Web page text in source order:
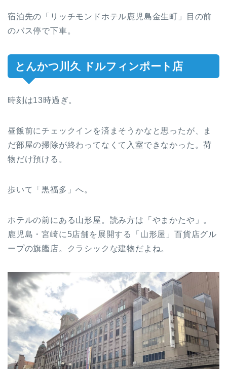
宿泊先の「リッチモンドホテル鹿児島金生町」目の前
のバス停で下車。
とんかつ川久 ドルフィンポート店
時刻は13時過ぎ。
昼飯前にチェックインを済まそうかなと思ったが、ま
だ部屋の掃除が終わってなくて入室できなかった。荷
物だけ預ける。
歩いて「黒福多」へ。
ホテルの前にある山形屋。読み方は「やまかたや」。
鹿児島・宮崎に5店舗を展開する「山形屋」百貨店グル
ープの旗艦店。クラシックな建物だよね。